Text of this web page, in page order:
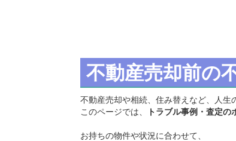
不動産売却前の
不動産売却や相続、住み替えなど、人生
このページでは、
トラブル事例・査定
お持ちの物件や状況に合わせて、